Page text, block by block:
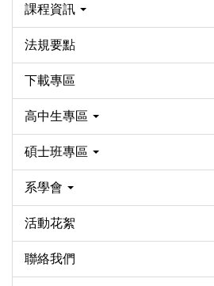
課程資訊
法規要點
下載專區
高中生專區
碩士班專區
系學會
活動花絮
聯絡我們